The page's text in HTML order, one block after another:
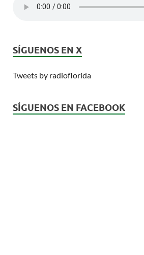
SÍGUENOS EN X
Tweets by radioflorida
SÍGUENOS EN FACEBOOK